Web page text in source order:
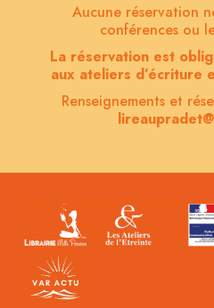
Aucune réservation
conférences ou
La réservation est
aux ateliers d’écriture
Renseignements et